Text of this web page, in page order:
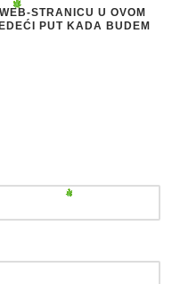
STRANICU U OVOM
PUT KADA BUDEM